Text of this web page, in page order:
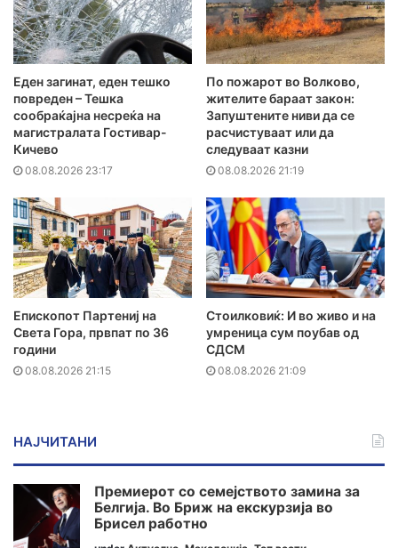
Еден загинат, еден тешко
повреден – Тешка
сообраќајна несреќа на
магистралата Гостивар-
Кичево
08.08.2026 23:17
По пожарот во Волково,
жителите бараат закон:
Запуштените ниви да се
расчистуваат или да
следуваат казни
08.08.2026 21:19
Епископот Партениј на
Света Гора, првпат по 36
години
08.08.2026 21:15
Стоилковиќ: И во живо и на
умреница сум поубав од
СДСМ
08.08.2026 21:09
НАЈЧИТАНИ
Премиерот со семејството замина за
Белгија. Во Бриж на екскурзија во
Брисел работно